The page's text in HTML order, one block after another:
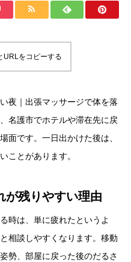
URLをコピーする
夜｜出張マッサージで体を落
名護市でホテルや滞在先に戻
面です。一日出かけた後は、
ことがあります。
が残りやすい理由
時は、単に疲れたというよ
相談しやすくなります。移動
勢、部屋に戻った後のだるさ